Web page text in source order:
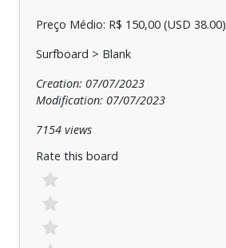
Preço Médio: R$ 150,00 (USD 38.00)
Surfboard > Blank
Creation: 07/07/2023
Modification: 07/07/2023
7154 views
Rate this board